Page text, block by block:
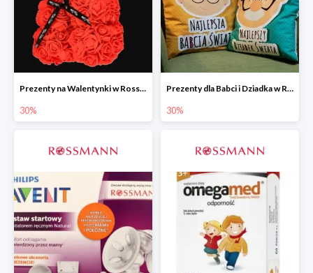
Prezenty na Walentynki w Rossmannie do -30%
30%
Prezenty dla Babci i Dziadka w Rossmannie do -30%
30%